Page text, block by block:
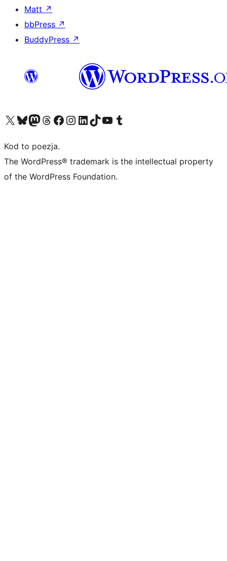
Matt ↗
bbPress ↗
BuddyPress ↗
Odwiedź nasze konto X (dawniej Twitter)
Odwiedź nasze konto Bluesky
Odwiedź nasze konto na Mastodoncie
Odwiedź naszego Threadsa
Odwiedź naszego Facebooka
Odwiedź nasze konto na Instagramie
Odwiedź nasze konto na LinkedIn
Odwiedź naszego TikToka
Odwiedź nasz kanał YouTube
Odwiedź naszego Tumblra
Kod to poezja.
The WordPress® trademark is the intellectual property
of the WordPress Foundation.